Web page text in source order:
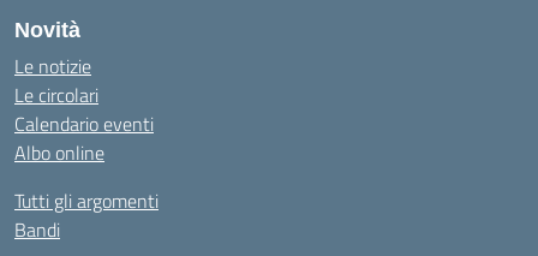
Novità
Le notizie
Le circolari
Calendario eventi
Albo online
Tutti gli argomenti
Bandi